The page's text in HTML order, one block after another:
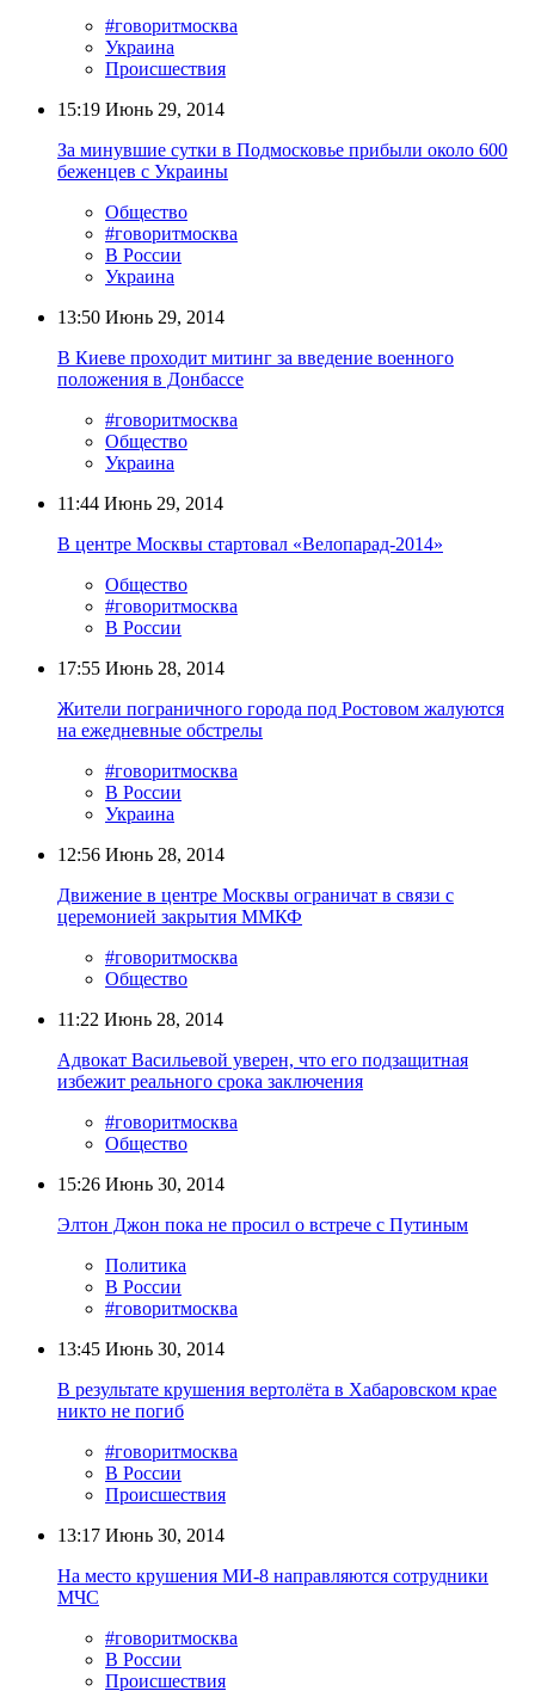
#говоритмосква
Украина
Происшествия
15:19 Июнь 29, 2014
За минувшие сутки в Подмосковье прибыли около 600
беженцев с Украины
Общество
#говоритмосква
В России
Украина
13:50 Июнь 29, 2014
В Киеве проходит митинг за введение военного
положения в Донбассе
#говоритмосква
Общество
Украина
11:44 Июнь 29, 2014
В центре Москвы стартовал «Велопарад-2014»
Общество
#говоритмосква
В России
17:55 Июнь 28, 2014
Жители пограничного города под Ростовом жалуются
на ежедневные обстрелы
#говоритмосква
В России
Украина
12:56 Июнь 28, 2014
Движение в центре Москвы ограничат в связи с
церемонией закрытия ММКФ
#говоритмосква
Общество
11:22 Июнь 28, 2014
Адвокат Васильевой уверен, что его подзащитная
избежит реального срока заключения
#говоритмосква
Общество
15:26 Июнь 30, 2014
Элтон Джон пока не просил о встрече с Путиным
Политика
В России
#говоритмосква
13:45 Июнь 30, 2014
В результате крушения вертолёта в Хабаровском крае
никто не погиб
#говоритмосква
В России
Происшествия
13:17 Июнь 30, 2014
На место крушения МИ-8 направляются сотрудники
МЧС
#говоритмосква
В России
Происшествия